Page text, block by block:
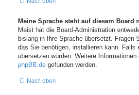
Meine Sprache steht auf diesem Board
Meist hat die Board-Administration
bislang in Ihre Sprache übersetzt. Fragen
das Sie benötigen, installieren kann.
übersetzen würden. Weitere
phpBB.de gefunden werden.
Nach oben